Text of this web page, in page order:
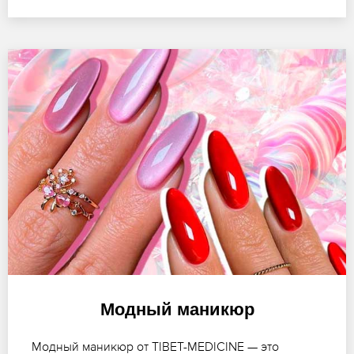
Модный маникюр
Модный маникюр от TIBET-MEDICINE — это